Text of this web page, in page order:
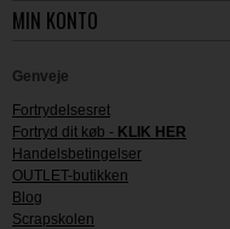
MIN KONTO
Genveje
Fortrydelsesret
Fortryd dit køb - KLIK HER
Handelsbetingelser
OUTLET-butikken
Blog
Scrapskolen